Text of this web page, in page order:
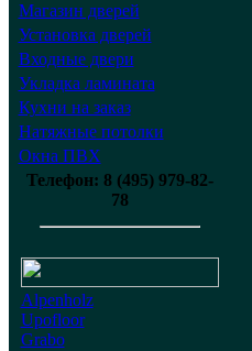
Магазин дверей
Установка дверей
Входные двери
Укладка ламината
Кухни на заказ
Натяжные потолки
Окна ПВХ
Телефон: 8 (495) 979-82-
78
Alpenholz
Upofloor
Grabo